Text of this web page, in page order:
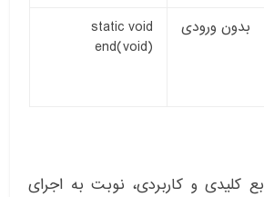
بدون ورودی
static void
end(void)
کلیدی و کاربردی، نوبت به اجرای